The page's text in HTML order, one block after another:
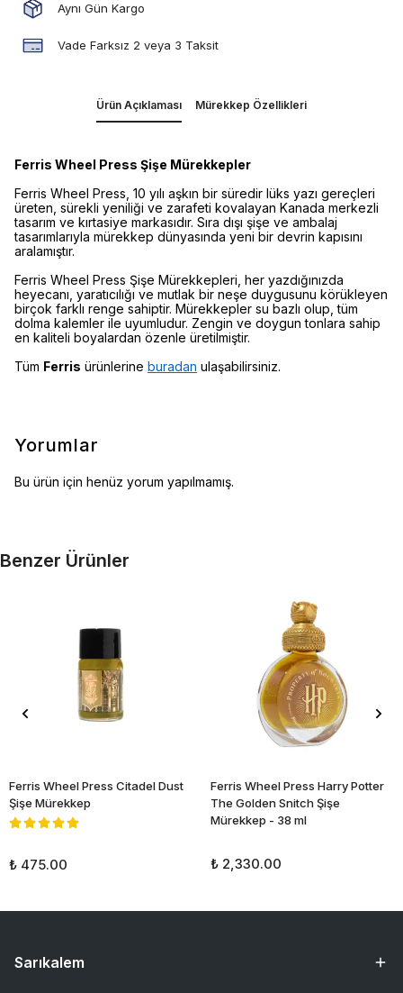
Aynı Gün Kargo
Vade Farksız 2 veya 3 Taksit
Ürün Açıklaması Mürekkep Özellikleri
Ferris Wheel Press Şişe Mürekkepler
Ferris Wheel Press, 10 yılı aşkın bir süredir lüks yazı gereçleri
üreten, sürekli yeniliği ve zarafeti kovalayan Kanada merkezli
tasarım ve kırtasiye markasıdır. Sıra dışı şişe ve ambalaj
tasarımlarıyla mürekkep dünyasında yeni bir devrin kapısını
aralamıştır.
Ferris Wheel Press Şişe Mürekkepleri, her yazdığınızda
heyecanı, yaratıcılığı ve mutlak bir neşe duygusunu körükleyen
birçok farklı renge sahiptir. Mürekkepler su bazlı olup, tüm
dolma kalemler ile uyumludur. Zengin ve doygun tonlara sahip
en kaliteli boyalardan özenle üretilmiştir.
Tüm Ferris ürünlerine buradan ulaşabilirsiniz.
Yorumlar
Bu ürün için henüz yorum yapılmamış.
Benzer Ürünler
Ferris Wheel Press Citadel Dust
Şişe Mürekkep
₺ 475.00
Ferris Wheel Press Harry Potter
The Golden Snitch Şişe
Mürekkep - 38 ml
₺ 2,330.00
Sarıkalem